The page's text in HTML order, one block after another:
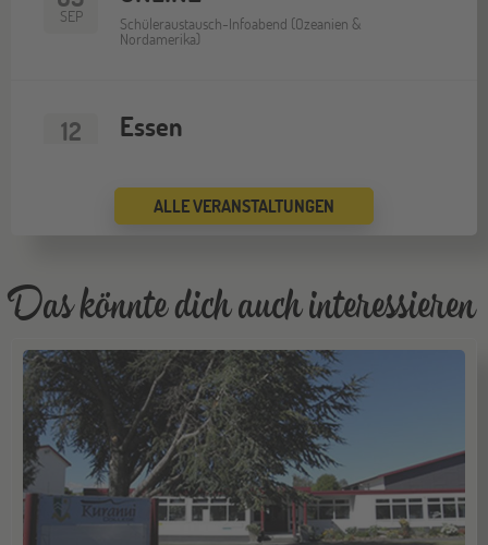
SEP Schüleraustausch-Infoabend (Ozeanien &
Nordamerika)
12 Essen
19
SEP
Köln
Jugendbildungsmesse JuBi
19
SEP
Bremen
Jugendbildungsmesse JuBi
ALLE VERANSTALTUNGEN
Das könnte dich auch interessieren